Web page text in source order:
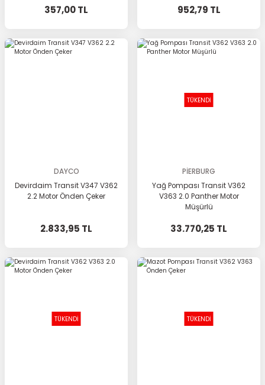
357,00 TL 952,79 TL
DAYCO
Devirdaim Transit V347 V362
2.2 Motor Önden Çeker
2.833,95 TL
TÜKENDİ
PİERBURG
Yağ Pompası Transit V362
V363 2.0 Panther Motor
Müşürlü
33.770,25 TL
TÜKENDİ TÜKENDİ